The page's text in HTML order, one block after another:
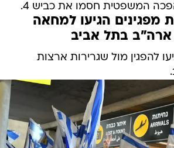
המשפטית חסמו את כביש 4.
מפגינים הגיעו למחאה
ארה"ב בתל אביב
להפגין מול שגרירות ארצות